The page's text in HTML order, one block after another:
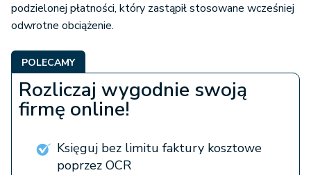
podzielonej płatności, który zastąpił stosowane wcześniej
odwrotne obciążenie.
POLECAMY
Rozliczaj wygodnie swoją
firmę online!
Księguj bez limitu faktury kosztowe
poprzez OCR